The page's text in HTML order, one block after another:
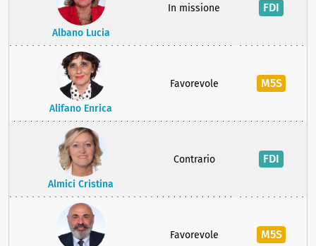
Albano Lucia
In missione FDI
Alifano Enrica
Favorevole M5S
Almici Cristina
Contrario FDI
Favorevole M5S